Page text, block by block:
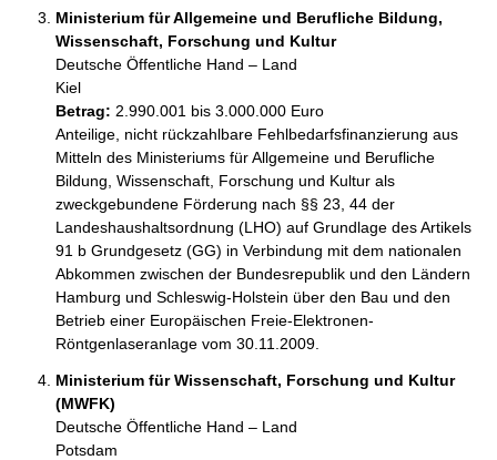
Ministerium für Allgemeine und Berufliche Bildung,
Wissenschaft, Forschung und Kultur
Deutsche Öffentliche Hand – Land
Kiel
Betrag: 2.990.001 bis 3.000.000 Euro
Anteilige, nicht rückzahlbare Fehlbedarfsfinanzierung aus
Mitteln des Ministeriums für Allgemeine und Berufliche
Bildung, Wissenschaft, Forschung und Kultur als
zweckgebundene Förderung nach §§ 23, 44 der
Landeshaushaltsordnung (LHO) auf Grundlage des Artikels
91 b Grundgesetz (GG) in Verbindung mit dem nationalen
Abkommen zwischen der Bundesrepublik und den Ländern
Hamburg und Schleswig-Holstein über den Bau und den
Betrieb einer Europäischen Freie-Elektronen-
Röntgenlaseranlage vom 30.11.2009.
Ministerium für Wissenschaft, Forschung und Kultur
(MWFK)
Deutsche Öffentliche Hand – Land
Potsdam